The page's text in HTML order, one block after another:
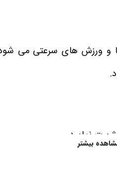
ها و ورزش های سرعتی می
نمایید.
بیشتر